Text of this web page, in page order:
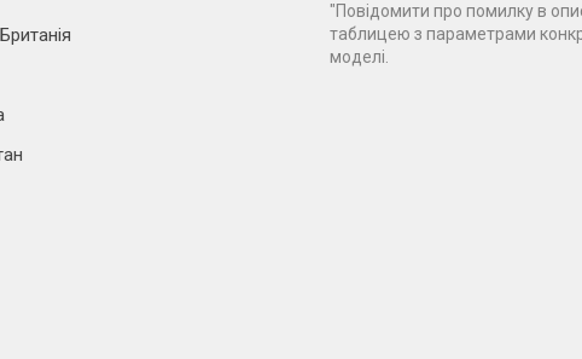
"Повідомити про помилку в
таблицею з параметрами
моделі.